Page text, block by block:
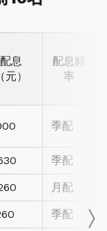
配息
（元）
配息頻
率
季配
季配
月配
季配